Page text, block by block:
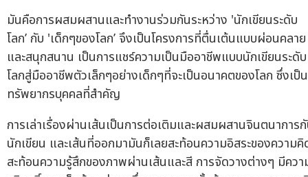
มันคือการผสมผสานและทำงานร่วมกันระหว่าง 'นักเขียนระดับ
โลก’ กับ 'เด็กๆของโลก’ จึงเป็นโครงการที่ตื่นเต้นแบบผ่อนคลาย
และสนุกสนาน เป็นการแชร์ความเป็นมืออาชีพแบบนักเขียนระดับ
โลกสู่มืออาชีพตัวเล็กๆอย่างเด็กๆที่จะเป็นอนาคตของโลก ซึ่งเป็น
ทรัพยากรบุคคลที่สำคัญ
การเล่าเรื่องผ่านเส้นเป็นการต่อเติมและผสมผสานจินตนาการ
นักเขียน และเส้นที่ออกมามันก็เลยสะท้อนความอิสระของความ
สะท้อนความรู้สึกของภาพผ่านเส้นและสี การจัดวางต่างๆ มีคว